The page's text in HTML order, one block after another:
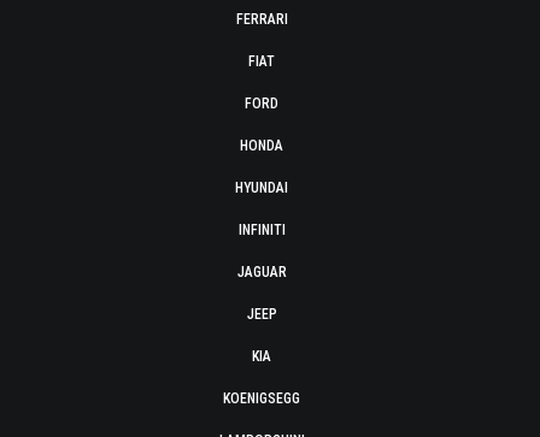
FERRARI
FIAT
FORD
HONDA
HYUNDAI
INFINITI
JAGUAR
JEEP
KIA
KOENIGSEGG